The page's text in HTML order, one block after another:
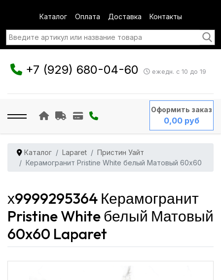
Каталог Оплата Доставка Контакты
+7 (929) 680-04-60 ежедн. с 10 до 19
Оформить заказ
0,00 руб
Каталог Laparet
Пристин Уайт
Керамогранит Pristine White белый Матовый 60x60
х9999295364 Керамогранит
Pristine White белый Матовый
60x60 Laparet